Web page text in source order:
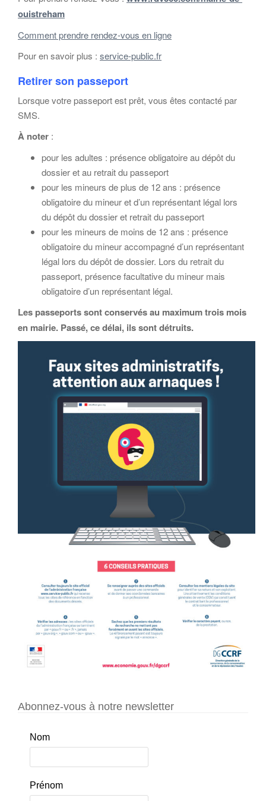
ouistreham
Comment prendre rendez-vous en ligne
Pour en savoir plus : service-public.fr
Retirer son passeport
Lorsque votre passeport est prêt, vous êtes contacté par
SMS.
À noter :
pour les adultes : présence obligatoire au dépôt du
dossier et au retrait du passeport
pour les mineurs de plus de 12 ans : présence
obligatoire du mineur et d’un représentant légal lors
du dépôt du dossier et retrait du passeport
pour les mineurs de moins de 12 ans : présence
obligatoire du mineur accompagné d’un représentant
légal lors du dépôt de dossier. Lors du retrait du
passeport, présence facultative du mineur mais
obligatoire d’un représentant légal.
Les passeports sont conservés au maximum trois mois
en mairie. Passé, ce délai, ils sont détruits.
Abonnez-vous à notre newsletter
Nom
Prénom